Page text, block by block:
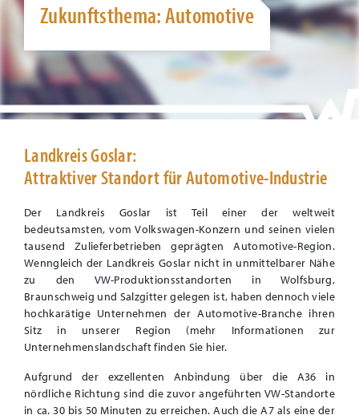
Zukunftsthema: Automotive
Landkreis Goslar:
Attraktiver Standort für Automotive-Industrie
Der Landkreis Goslar ist Teil einer der weltweit
bedeutsamsten, vom Volkswagen-Konzern und seinen vielen
tausend Zulieferbetrieben geprägten Automotive-Region.
Wenngleich der Landkreis Goslar nicht in unmittelbarer Nähe
zu den VW-Produktionsstandorten in Wolfsburg,
Braunschweig und Salzgitter gelegen ist, haben dennoch viele
hochkarätige Unternehmen der Automotive-Branche ihren
Sitz in unserer Region (mehr Informationen zur
Unternehmenslandschaft finden Sie hier.
Aufgrund der exzellenten Anbindung über die A36 in
nördliche Richtung sind die zuvor angeführten VW-Standorte
in ca. 30 bis 50 Minuten zu erreichen. Auch die A7 als eine der